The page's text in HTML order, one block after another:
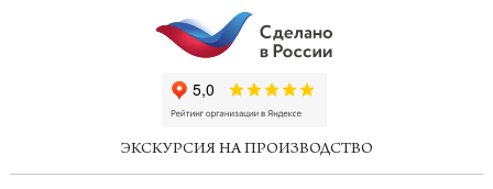
ЭКСКУРСИЯ НА ПРОИЗВОДСТВО